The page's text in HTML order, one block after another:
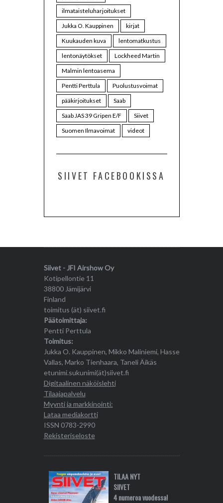
ilmataisteluharjoitukset
Jukka O. Kauppinen
kirjat
Kuukauden kuva
lentomatkustus
lentonäytökset
Lockheed Martin
Malmin lentoasema
Pentti Perttula
Puolustusvoimat
pääkirjoitukset
Saab
Saab JAS 39 Gripen E/F
Siivet
Suomen Ilmavoimat
videot
SIIVET FACEBOOKISSA
Siivet - JFI Airshow Oy
Kotipellontie 11
38800 Jämijärvi
Finland
toimitus (ät) siivet.fi
Päätoimittaja:
Pentti Perttula
Toimitus:
Jukka O. Kauppinen, Mikko Maliniemi, Hasse
Vallas, Marko Tienhaara, Taneli Äikäs
etunimi.sukunimi(ät)siivet.fi
Digitaalinen näköislehti
Tilaajapalvelu
Myynti ja markkinointi:
Lataa mediakortti
ISSN 0783-2990
Rekisteriseloste
TILAA NYT
SIIVET
4 numeroa vuodessa!